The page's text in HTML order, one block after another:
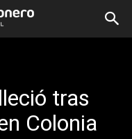
tras
Colonia